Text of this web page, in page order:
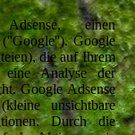
einen
Google
die auf Ihrem
eine Analyse der
Google Adsense
unsichtbare
Durch die